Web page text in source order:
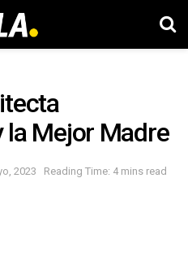
la Mejor Madre
2023 Reading Time: 4 mins read